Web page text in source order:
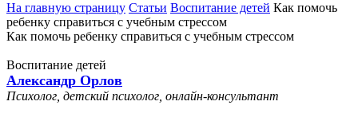
На главную страницу Статьи Воспитание детей Как помочь
ребенку справиться с учебным стрессом
Как помочь ребенку справиться с учебным стрессом
Воспитание детей
Александр Орлов
Психолог, детский психолог, онлайн-консультант